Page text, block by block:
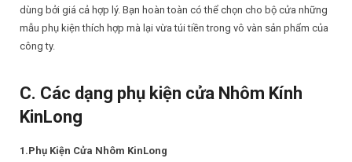
dùng bởi giá cả hợp lý. Bạn hoàn toàn có thể chọn cho bộ cửa những
mẫu phụ kiện thích hợp mà lại vừa túi tiền trong vô vàn sản phẩm của
công ty.
C. Các dạng phụ kiện cửa Nhôm Kính
KinLong
1.Phụ Kiện Cửa Nhôm KinLong